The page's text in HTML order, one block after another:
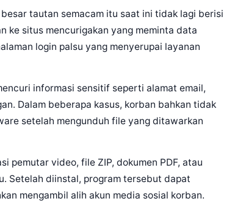
tautan semacam itu saat ini tidak lagi berisi
ke situs mencurigakan yang meminta data
login palsu yang menyerupai layanan
informasi sensitif seperti alamat email,
Dalam beberapa kasus, korban bahkan tidak
setelah mengunduh file yang ditawarkan
pemutar video, file ZIP, dokumen PDF, atau
Setelah diinstal, program tersebut dapat
mengambil alih akun media sosial korban.